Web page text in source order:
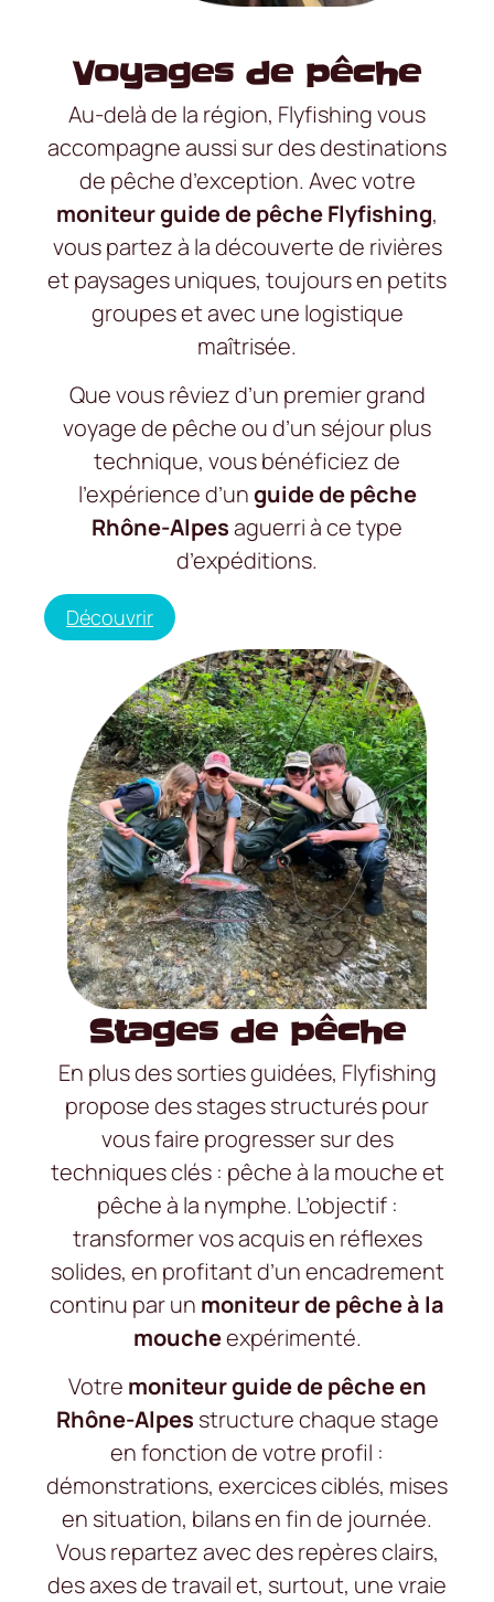
Voyages de pêche
Au-delà de la région, Flyfishing vous
accompagne aussi sur des destinations
de pêche d’exception. Avec votre
moniteur guide de pêche Flyfishing,
vous partez à la découverte de rivières
et paysages uniques, toujours en petits
groupes et avec une logistique
maîtrisée.
Que vous rêviez d’un premier grand
voyage de pêche ou d’un séjour plus
technique, vous bénéficiez de
l’expérience d’unguide de pêche
Rhône-Alpesaguerri à ce type
d’expéditions.
Découvrir
Stages de pêche
En plus des sorties guidées, Flyfishing
propose des stages structurés pour
vous faire progresser sur des
techniques clés : pêche à la mouche et
pêche à la nymphe. L’objectif :
transformer vos acquis en réflexes
solides, en profitant d’un encadrement
continu par un moniteur de pêche à la
moucheexpérimenté.
Votre moniteur guide de pêche en
Rhône-Alpes structure chaque stage
en fonction de votre profil :
démonstrations, exercices ciblés, mises
en situation, bilans en fin de journée.
Vous repartez avec des repères clairs,
des axes de travail et, surtout, une vraie